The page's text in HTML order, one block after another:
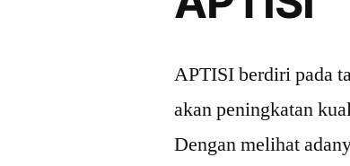
APTISI berdiri pada
akan peningkatan
Dengan melihat